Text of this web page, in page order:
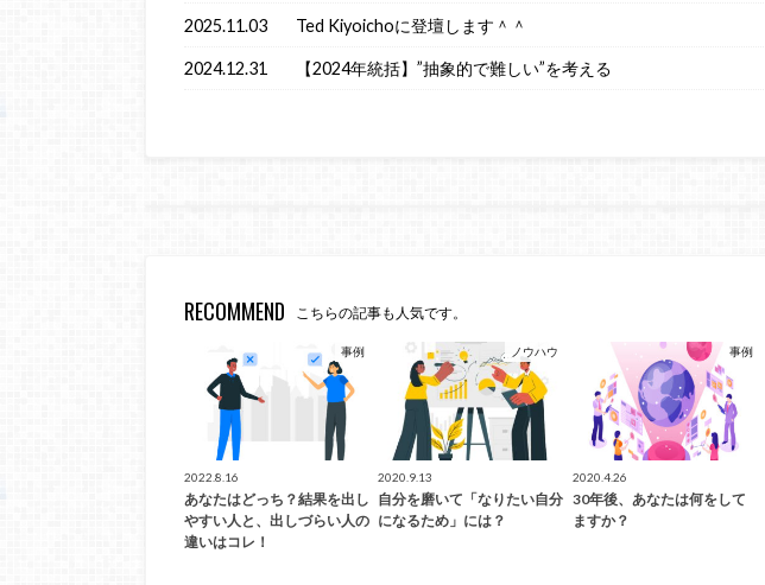
2025.11.03 Ted Kiyoichoに登壇します＾＾
2024.12.31 【2024年統括】”抽象的で難しい”を考える
RECOMMEND こちらの記事も人気です。
事例
2022.8.16
あなたはどっち？結果を出し
やすい人と、出しづらい人の
違いはコレ！
ノウハウ
2020.9.13
自分を磨いて「なりたい自分
になるため」には？
事例
2020.4.26
30年後、あなたは何をして
ますか？